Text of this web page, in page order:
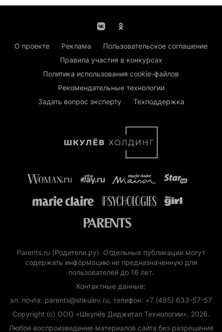
О проекте Реклама
Пользовательское соглашение
Правила участия в конкурсах
Политика использования cookie-файлов
Рекомендательные технологии
Задать вопрос эксперту
Техподдержка
Parents.ru (Родители.ру). Отдельные публикации могут
содержать информацию не предназначенную для
пользователей до 16 лет.
Контактные данные:
эл. почта: parents@shkulev.ru, телефон: +7 (495) 633-57-57
Copyright (с) ООО «Шкулёв Диджитал Технологии», 2026.
Любое воспроизведение материалов сайта без разрешения